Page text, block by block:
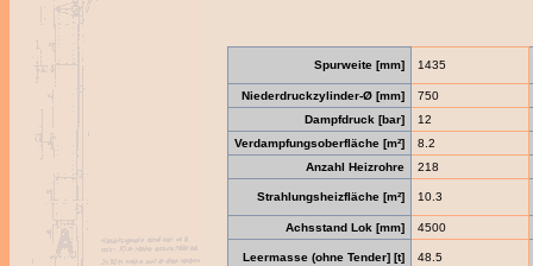
Spurweite [mm] 1435
Niederdruckzylinder-Ø [mm]
750
Dampfdruck [bar]
12
Verdampfungsoberfläche [m²]
8.2
Anzahl Heizrohre
218
Strahlungsheizfläche [m²] 10.3
Achsstand Lok [mm] 4500
Leermasse (ohne Tender] [t] 48.5